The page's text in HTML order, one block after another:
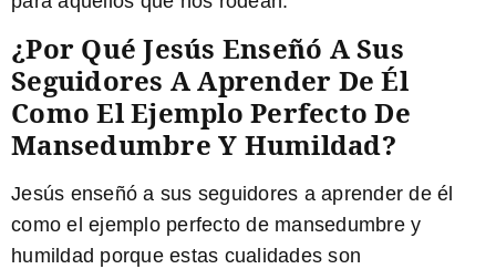
¿Por Qué Jesús Enseñó A Sus
Seguidores A Aprender De Él
Como El Ejemplo Perfecto De
Mansedumbre Y Humildad?
Jesús enseñó a sus seguidores a aprender de él
como el ejemplo perfecto de mansedumbre y
humildad porque estas cualidades son